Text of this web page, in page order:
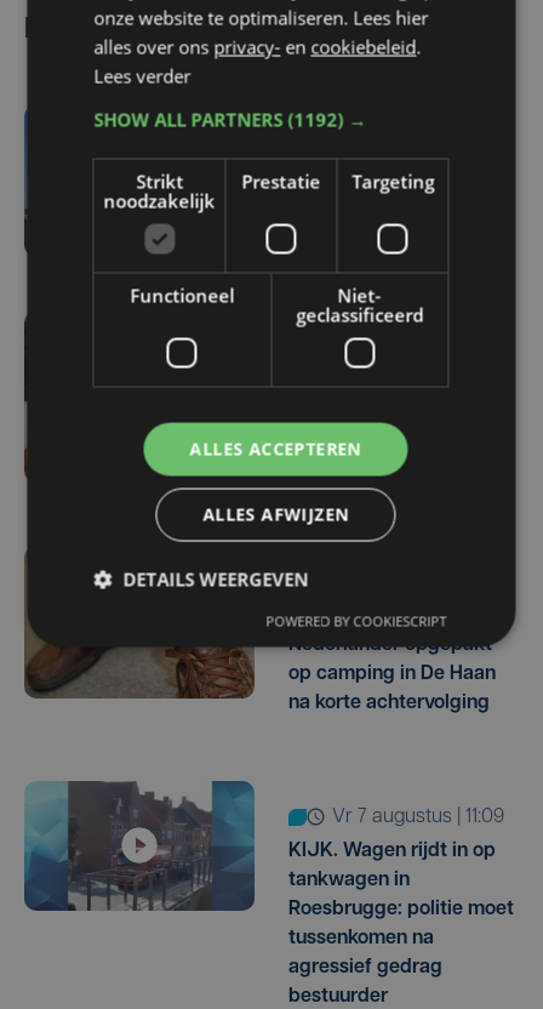
Lees ook
Parket in beroep tegen
moordverdachte
vr 7 augustus | 17:05
had vermeden kunnen
Voortvluchtige
Nederlander opgepakt
op camping in De Haan
na korte achtervolging
vr 7 augustus | 11:09
KIJK. Wagen rijdt in op
tankwagen in
Roesbrugge: politie moet
tussenkomen na
agressief gedrag
bestuurder
onze website te optimaliseren. Lees hier
alles over ons privacy- en cookiebeleid.
Lees verder
SHOW ALL PARTNERS(1192) →
Strikt
noodzakelijk
Prestatie Targeting
Functioneel
Niet-
geclassificeerd
ALLES ACCEPTEREN
ALLES AFWIJZEN
DETAILS WEERGEVEN
POWERED BY COOKIESCRIPT